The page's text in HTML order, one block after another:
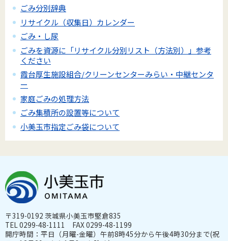
ごみ分別辞典
リサイクル（収集日）カレンダー
ごみ・し尿
ごみを資源に「リサイクル分別リスト（方法別）」参考
ください
霞台厚生施設組合/クリーンセンターみらい・中継センタ
ー
家庭ごみの処理方法
ごみ集積所の設置等について
小美玉市指定ごみ袋について
〒319-0192 茨城県小美玉市堅倉835
TEL 0299-48-1111 FAX 0299-48-1199
開庁時間：平日（月曜-金曜）午前8時45分から午後4時30分まで(祝